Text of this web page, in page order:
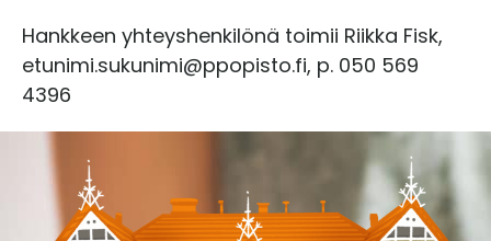
Hankkeen yhteyshenkilönä toimii Riikka Fisk,
etunimi.sukunimi@ppopisto.fi, p. 050 569
4396